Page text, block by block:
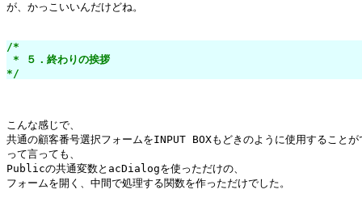
が、かっこいいんだけどね。
/*
* ５．終わりの挨拶
*/
こんな感じで、
共通の顧客番号選択フォームをINPUT BOXもどきのように使用することが
って言っても、
Publicの共通変数とacDialogを使っただけの、
フォームを開く、中間で処理する関数を作っただけでした。